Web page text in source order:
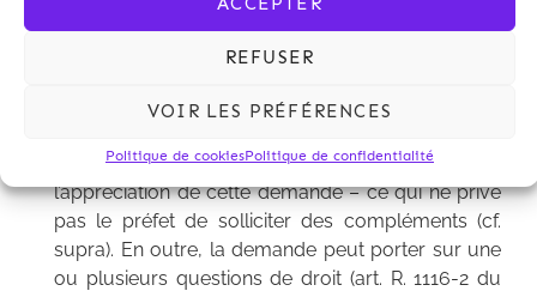
REFUSER
VOIR LES PRÉFÉRENCES
Politique de cookiesPolitique de confidentialité
Le contenu de la demande doit traduire un effort
puisqu’il lui incombe de déterminer les
de fournir toute information ou pièce utile à
l’appréciation de cette demande – ce qui ne prive
pas le préfet de solliciter des compléments (cf.
supra). En outre, la demande peut porter sur une
ou plusieurs questions de droit (art. R. 1116-2 du